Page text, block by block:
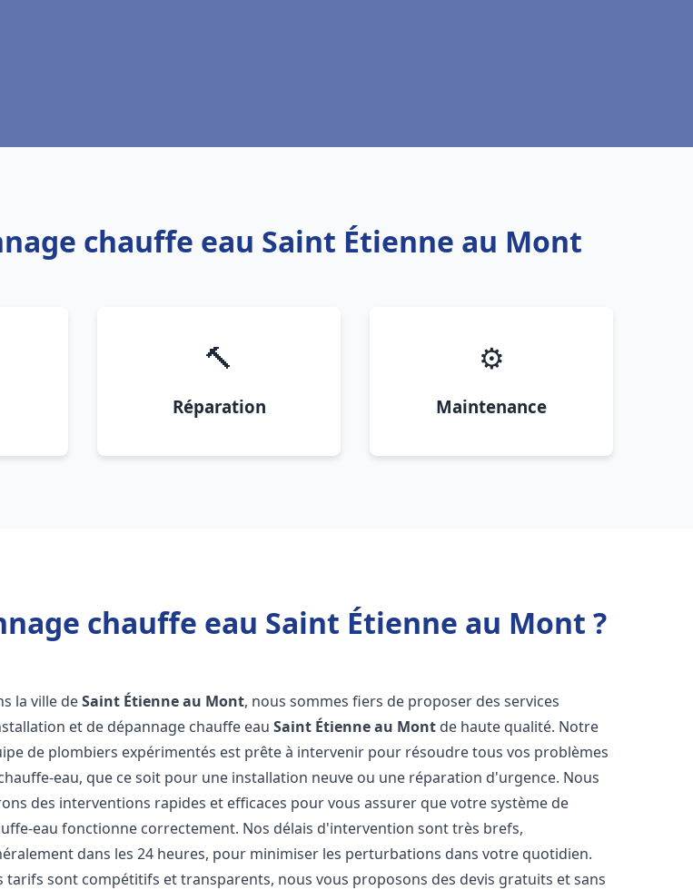
chauffe eau Saint Étienne au Mont
🔨
Réparation
⚙️
Maintenance
chauffe eau Saint Étienne au Mont ?
la ville deSaint Étienne au Mont, nous sommes fiers de proposer des services
et de dépannage chauffe eauSaint Étienne au Mont de haute qualité. Notre
de plombiers expérimentés est prête à intervenir pour résoudre tous vos problèmes
eau, que ce soit pour une installation neuve ou une réparation d'urgence. Nous
des interventions rapides et efficaces pour vous assurer que votre système de
eau fonctionne correctement. Nos délais d'intervention sont très brefs,
dans les 24 heures, pour minimiser les perturbations dans votre quotidien.
tarifs sont compétitifs et transparents, nous vous proposons des devis gratuits et sans